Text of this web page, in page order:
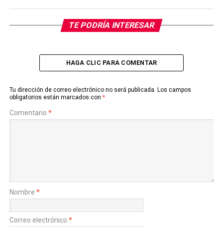
TE PODRÍA INTERESAR
HAGA CLIC PARA COMENTAR
Tu dirección de correo electrónico no será publicada. Los campos
obligatorios están marcados con *
Comentario *
Nombre *
Correo electrónico *